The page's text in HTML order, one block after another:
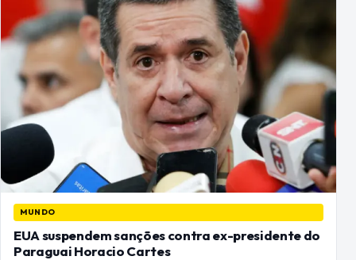
MUNDO
EUA suspendem sanções contra ex-presidente do
Paraguai Horacio Cartes